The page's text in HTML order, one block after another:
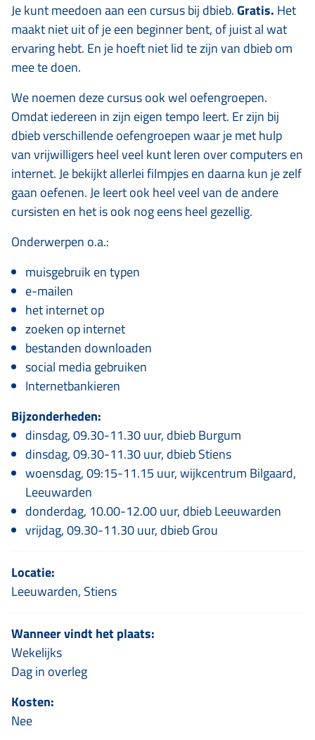
Je kunt meedoen aan een cursus bij dbieb.Gratis. Het
maakt niet uit of je een beginner bent, of juist al wat
ervaring hebt. En je hoeft niet lid te zijn van dbieb om
mee te doen.
We noemen deze cursus ook wel oefengroepen.
Omdat iedereen in zijn eigen tempo leert. Er zijn bij
dbieb verschillende oefengroepen waar je met hulp
van vrijwilligers heel veel kunt leren over computers en
internet. Je bekijkt allerlei filmpjes en daarna kun je zelf
gaan oefenen. Je leert ook heel veel van de andere
cursisten en het is ook nog eens heel gezellig.
Onderwerpen o.a.:
muisgebruik en typen
e-mailen
het internet op
zoeken op internet
bestanden downloaden
social media gebruiken
Internetbankieren
Bijzonderheden:
dinsdag, 09.30-11.30 uur, dbieb Burgum
dinsdag, 09.30-11.30 uur, dbieb Stiens
woensdag, 09:15-11.15 uur, wijkcentrum Bilgaard,
Leeuwarden
donderdag, 10.00-12.00 uur, dbieb Leeuwarden
vrijdag, 09.30-11.30 uur, dbieb Grou
Locatie:
Leeuwarden, Stiens
Wanneer vindt het plaats:
Wekelijks
Dag in overleg
Kosten:
Nee